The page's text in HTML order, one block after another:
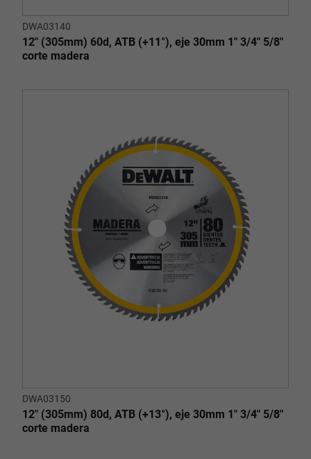
DWA03140
12" (305mm) 60d, ATB (+11°), eje 30mm 1" 3/4" 5/8"
corte madera
DWA03150
12" (305mm) 80d, ATB (+13°), eje 30mm 1" 3/4" 5/8"
corte madera